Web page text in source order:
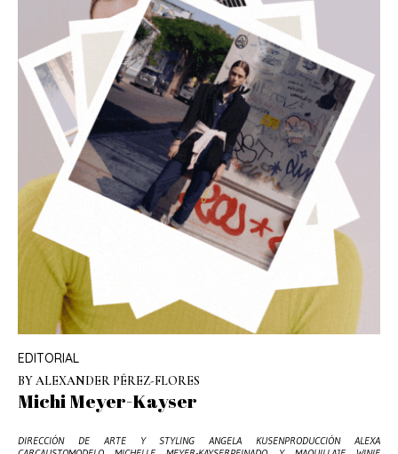
EDITORIAL
BY ALEXANDER PÉREZ-FLORES
Michi Meyer-Kayser
DIRECCIÓN DE ARTE Y STYLING ANGELA KUSENPRODUCCIÓN ALEXA